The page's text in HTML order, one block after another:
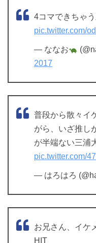
4コマできちゃ
pic.twitter.com/
— ななお
2017
普段から散々イ
がら、いざ推し
が半端ない三浦
pic.twitter.com/
— はろはろ
お兄さん、イケ
HIT